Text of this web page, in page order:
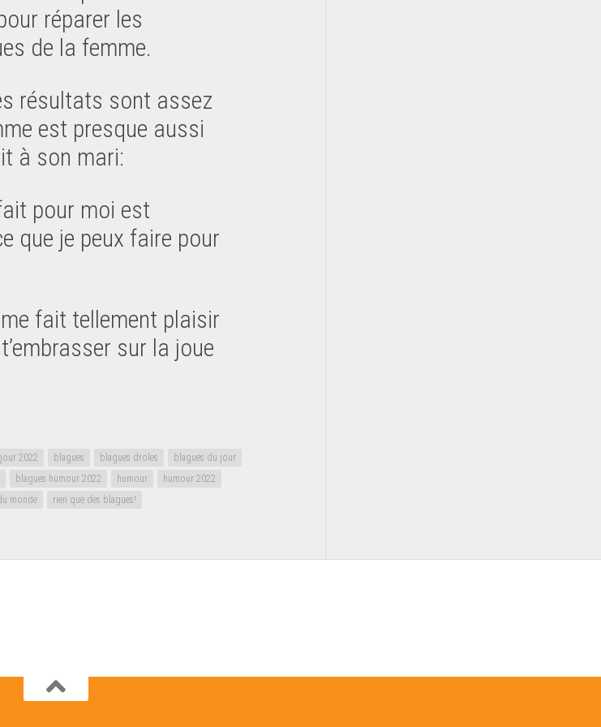
réparer les
de la femme.
résultats sont assez
est presque aussi
à son mari:
pour moi est
que je peux faire pour
fait tellement plaisir
sur la joue
2022 blagues blagues droles
blagues du jour
blagues humour 2022 humour
humour 2022
monde rien que des blagues!